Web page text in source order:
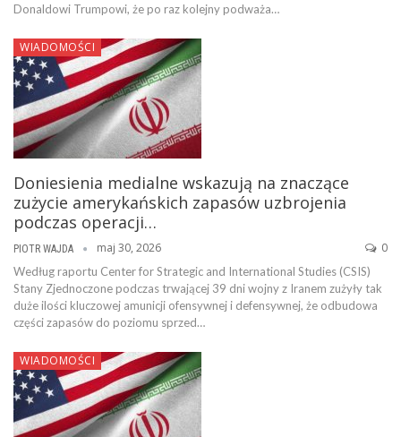
Donaldowi Trumpowi, że po raz kolejny podważa…
WIADOMOŚCI
Doniesienia medialne wskazują na znaczące
zużycie amerykańskich zapasów uzbrojenia
podczas operacji…
PIOTR WAJDA maj 30, 2026 0
Według raportu Center for Strategic and International Studies (CSIS)
Stany Zjednoczone podczas trwającej 39 dni wojny z Iranem zużyły tak
duże ilości kluczowej amunicji ofensywnej i defensywnej, że odbudowa
części zapasów do poziomu sprzed…
WIADOMOŚCI